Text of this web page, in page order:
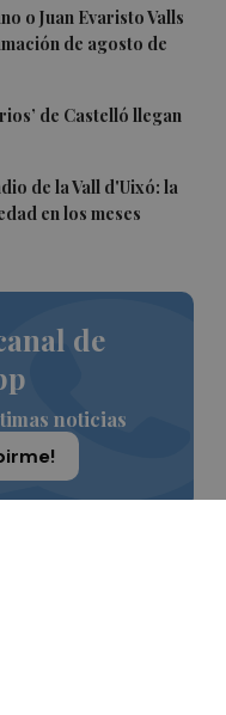
o Juan Evaristo Valls
de agosto de
de Castelló llegan
de la Vall d'Uixó: la
en los meses
de
noticias